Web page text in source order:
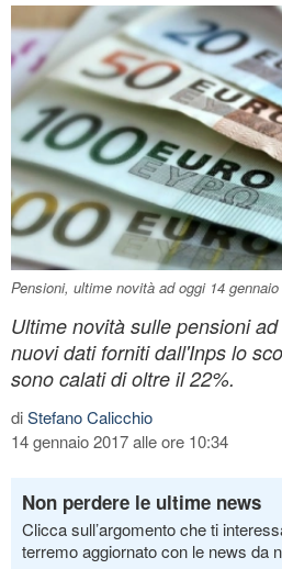
Pensioni, ultime novità ad oggi 14
Ultime novità sulle pensioni
nuovi dati forniti dall'Inps lo
sono calati di oltre il 22%.
diStefano Calicchio
14 gennaio 2017 alle ore 10:34
Non perdere le ultime news
Clicca sull’argomento che ti
terremo aggiornato con le news da